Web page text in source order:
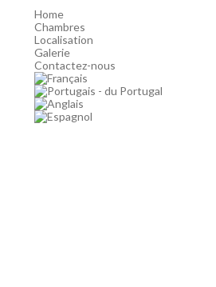
Home
Chambres
Localisation
Galerie
Contactez-nous